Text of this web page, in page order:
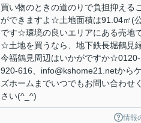
買い物のときの道のりで負担抑える
ができますよ☆土地面積は91.04㎡(
です☆環境の良いエリアにある売地
☆土地を買うなら、地下鉄長堀鶴見
今福鶴見周辺はいかがですか☆0120-
920-616、info@kshome21.netから
ズホームまでいつでもお問い合わせ
さい(^_^)
情報